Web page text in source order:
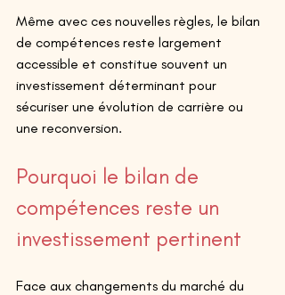
Même avec ces nouvelles règles, le bilan
de compétences reste largement
accessible et constitue souvent un
investissement déterminant pour
sécuriser une évolution de carrière ou
une reconversion.
Pourquoi le bilan de
compétences reste un
investissement pertinent
Face aux changements du marché du